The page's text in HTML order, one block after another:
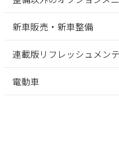
新車販売・新車整備
連載版リフレッシュメン
電動車